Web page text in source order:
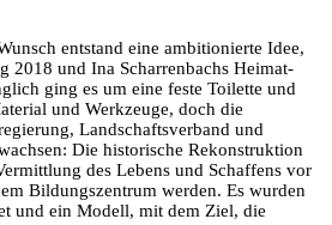
entstand eine ambitionierte Idee,
2018 und Ina Scharrenbachs Heimat-
ging es um eine feste Toilette und
und Werkzeuge, doch die
Landschaftsverband und
Die historische Rekonstruktion
des Lebens und Schaffens vor
Bildungszentrum werden. Es wurden
und ein Modell, mit dem Ziel, die